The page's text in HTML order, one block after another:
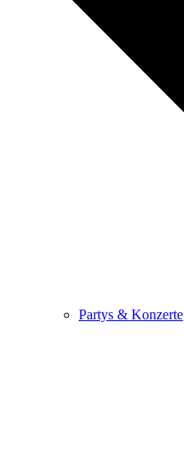
Partys & Konzerte